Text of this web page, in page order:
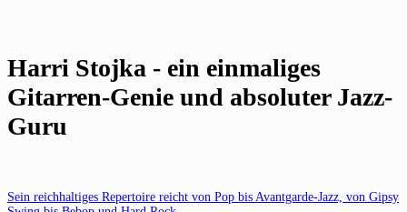
Harri Stojka - ein einmaliges
Gitarren-Genie und absoluter Jazz-
Guru
Sein reichhaltiges Repertoire reicht von Pop bis Avantgarde-Jazz, von Gipsy